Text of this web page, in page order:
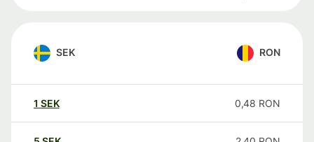
SEK RON
1 SEK 0,48 RON